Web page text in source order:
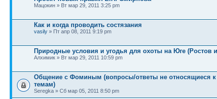
Мацокин » Вт мар 29, 2011 3:25 pm
Как и когда проводить состязания
vasily » Пт апр 08, 2011 9:19 pm
Природные условия и угодья для охоты на Юге (Ростов
Алхимик » Вт мар 29, 2011 10:59 pm
Общение с Фоминым (вопросы/ответы не относящиеся к
темам)
Seregka » Сб мар 05, 2011 8:50 pm